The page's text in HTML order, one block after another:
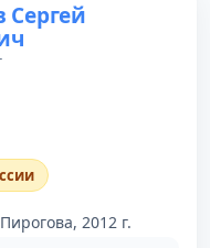
Сергей
2012 г.